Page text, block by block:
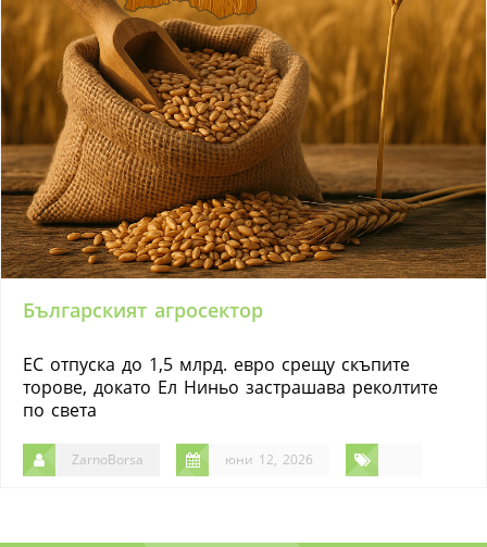
Българският агросектор
ЕС отпуска до 1,5 млрд. евро срещу скъпите
торове, докато Ел Ниньо застрашава реколтите
по света
ZarnoBorsa юни 12, 2026